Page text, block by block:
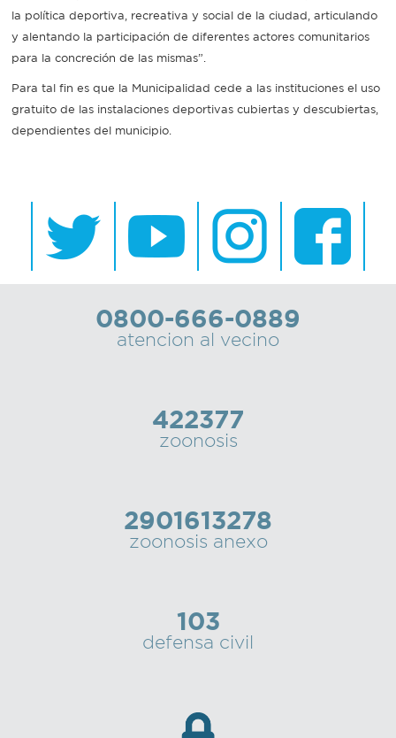
SUBE
la política deportiva, recreativa y social de la ciudad, articulando
y alentando la participación de diferentes actores comunitarios
para la concreción de las mismas”.
Para tal fin es que la Municipalidad cede a las instituciones el uso
gratuito de las instalaciones deportivas cubiertas y descubiertas,
dependientes del municipio.
0800-666-0889
atencion al vecino
422377
zoonosis
2901613278
zoonosis anexo
103
defensa civil